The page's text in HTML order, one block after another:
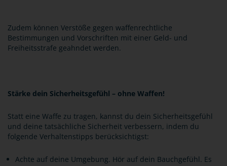
Zudem können Verstöße gegen waffenrechtliche
Bestimmungen und Vorschriften mit einer Geld- und
Freiheitsstrafe geahndet werden.
Stärke dein Sicherheitsgefühl – ohne Waffen!
Statt eine Waffe zu tragen, kannst du dein Sicherheitsgefühl
und deine tatsächliche Sicherheit verbessern, indem du
folgende Verhaltenstipps berücksichtigst:
Achte auf deine Umgebung. Hör auf dein Bauchgefühl. Es